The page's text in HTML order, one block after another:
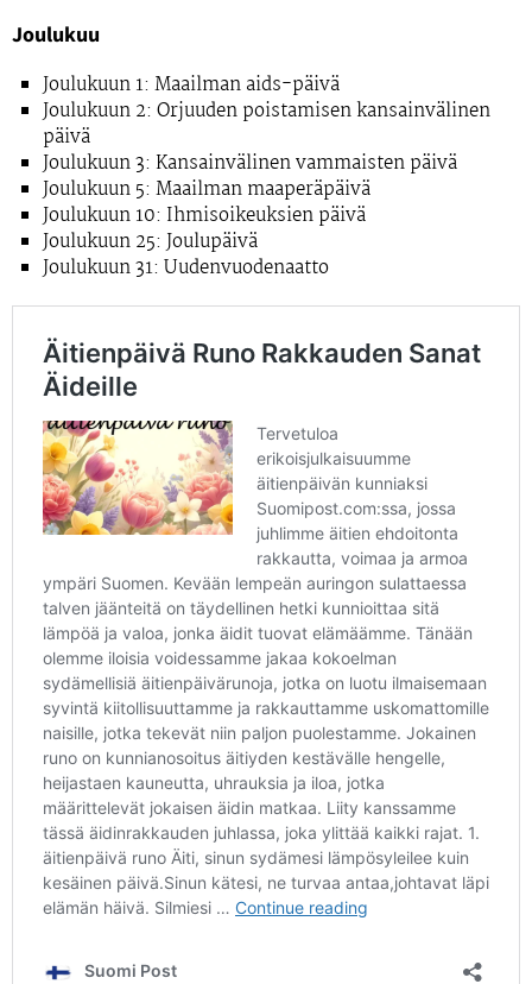
Joulukuu
Joulukuun 1: Maailman aids-päivä
Joulukuun 2: Orjuuden poistamisen kansainvälinen
päivä
Joulukuun 3: Kansainvälinen vammaisten päivä
Joulukuun 5: Maailman maaperäpäivä
Joulukuun 10: Ihmisoikeuksien päivä
Joulukuun 25: Joulupäivä
Joulukuun 31: Uudenvuodenaatto